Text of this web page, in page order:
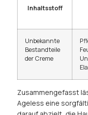
Inhaltsstoff
Unbekannte
Bestandteile
der Creme
Zusammengefasst
Ageless eine